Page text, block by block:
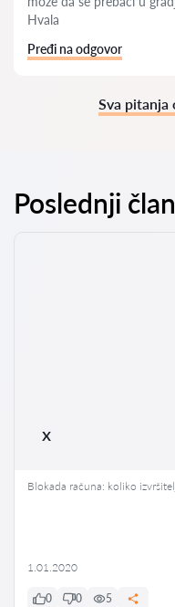
Hvala
Pređi na odgovor
Sva pitanja
Poslednji
x
Blokada računa: koliko
1.01.2020
0 0 5